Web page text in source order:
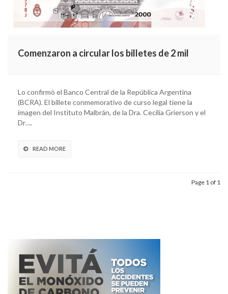
Comenzaron a circular los billetes de 2 mil
Lo confirmó el Banco Central de la República Argentina
(BCRA). El billete conmemorativo de curso legal tiene la
imagen del Instituto Malbrán, de la Dra. Cecilia Grierson y el
Dr….
READ MORE
Page 1 of 1